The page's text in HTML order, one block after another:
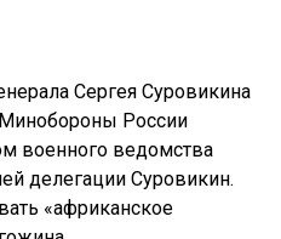
Сергея Суровикина
России
военного ведомства
делегации Суровикин.
«африканское